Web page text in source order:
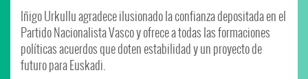
Iñigo Urkullu agradece ilusionado la confianza depositada en el
Partido Nacionalista Vasco y ofrece a todas las formaciones
políticas acuerdos que doten estabilidad y un proyecto de
futuro para Euskadi.